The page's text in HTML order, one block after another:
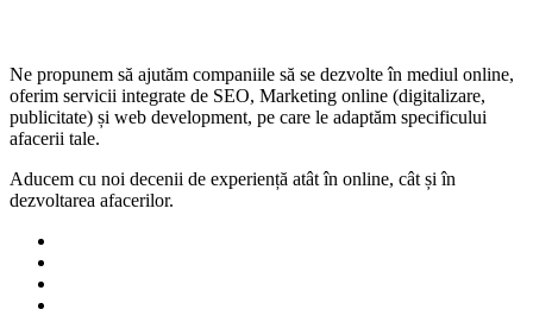
Ne propunem să ajutăm companiile să se dezvolte în mediul online,
oferim servicii integrate de SEO, Marketing online (digitalizare,
publicitate) și web development, pe care le adaptăm specificului
afacerii tale.
Aducem cu noi decenii de experiență atât în online, cât și în
dezvoltarea afacerilor.